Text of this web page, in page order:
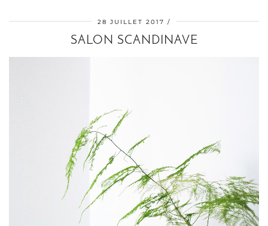
28 JUILLET 2017
SALON SCANDINAVE